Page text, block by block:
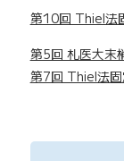
第10回 Thiel法
第5回 札医大末
第7回 Thiel法固